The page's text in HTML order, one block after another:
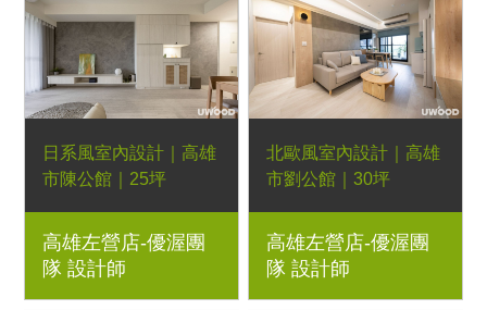
日系風室內設計｜高雄
市陳公館｜25坪
3房2廳｜優渥系統櫃、
Orderfloor超耐磨木地
板、特殊司曼特塗料、
鋁框推拉門、鏡面玻
高雄左營店-優渥團
隊 設計師
北歐風室內設計｜高雄
市劉公館｜30坪
3房2廳｜優渥系統櫃、
Orderfloor超耐磨木地
板、特殊司曼特塗料、
鏡面玻璃、湖岸實木茶
高雄左營店-優渥團
隊 設計師